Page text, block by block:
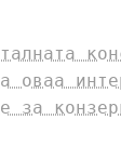
оваа
за